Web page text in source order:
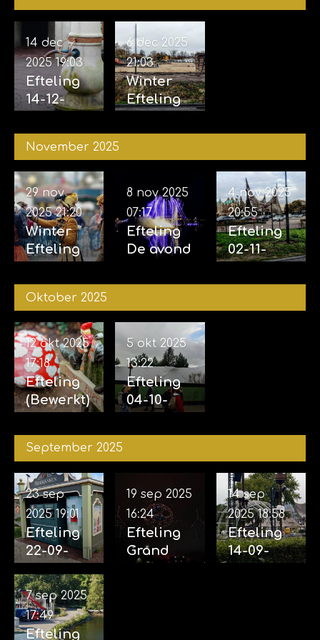
Efteling
14-12-
14 dec
2025 19:03
Winter
Efteling
2025
6 dec 2025
21:03
November 2025
Winter
Efteling
2025
29 nov
2025 21:20
Efteling
De avond
vijf
07-11-2025
8 nov 2025
07:17
Efteling
02-11-
04-11-
4 nov 2025
20:55
Oktober 2025
Efteling
(Bewerkt)
2025
12 okt 2025
17:18
Efteling
04-10-
5 okt 2025
13:22
September 2025
Efteling
22-09-
(incl.
Aankondi
ging
23 sep
2025 19:01
Efteling
Grand
19 sep 2025
16:24
Efteling
14-09-
14 sep
2025 18:58
Efteling
7 sep 2025
17:49